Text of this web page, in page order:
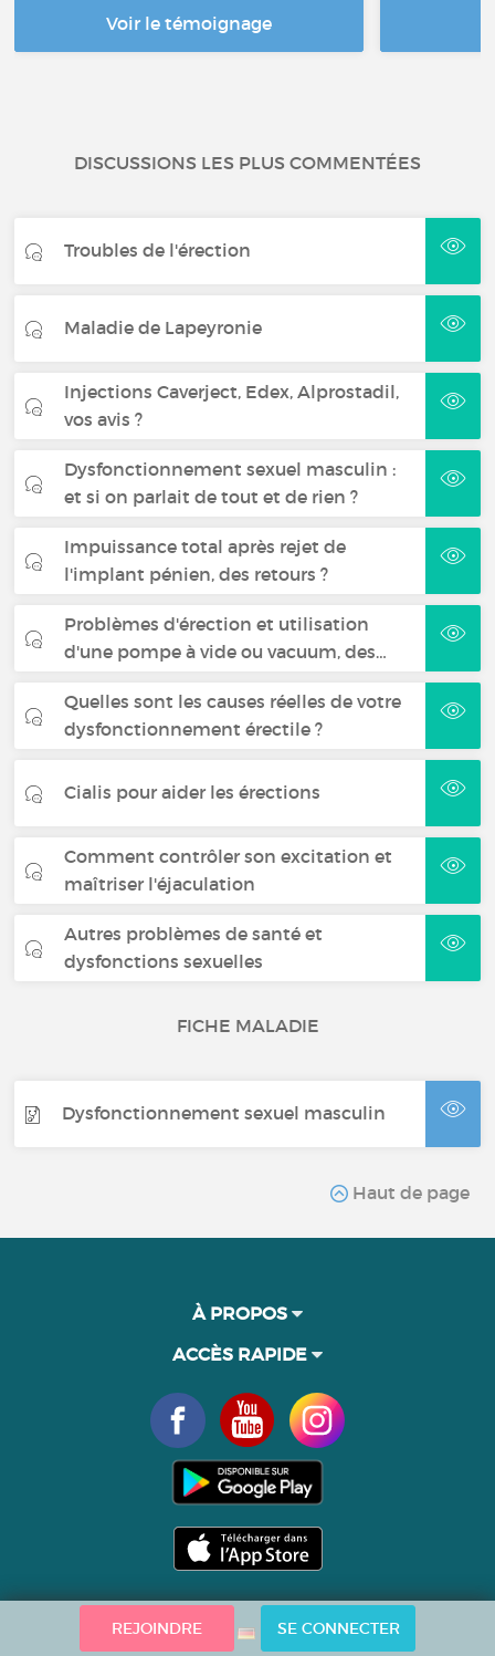
Voir le témoignage
DISCUSSIONS LES PLUS COMMENTÉES
Troubles de l'érection
Maladie de Lapeyronie
Injections Caverject, Edex, Alprostadil,
vos avis ?
Dysfonctionnement sexuel masculin :
et si on parlait de tout et de rien ?
Impuissance total après rejet de
l'implant pénien, des retours ?
Problèmes d'érection et utilisation
d'une pompe à vide ou vacuum, des…
Quelles sont les causes réelles de votre
dysfonctionnement érectile ?
Cialis pour aider les érections
Comment contrôler son excitation et
maîtriser l'éjaculation
Autres problèmes de santé et
dysfonctions sexuelles
FICHE MALADIE
Dysfonctionnement sexuel masculin
Haut de page
REJOINDRE SE CONNECTER
À PROPOS
ACCÈS RAPIDE
Langue